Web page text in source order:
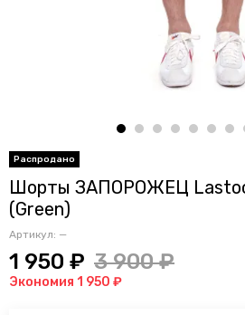
Шорты ЗАПОРОЖЕЦ
(Green)
Артикул: —
1 950 ₽ 3 900 ₽
Экономия 1 950 ₽